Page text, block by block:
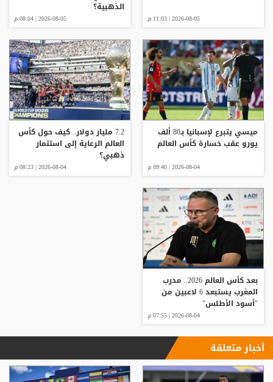
2026-08-05 | 11:03 م
الذهبية؟
2026-08-05 | 08:04 م
ميسي يتبرع لإسبانيا بـ80 ألف
يورو عقب خسارة كأس العالم
2026-08-04 | 09:40 م
7.2 مليار دولار.. كيف حول كأس
العالم الرعاية إلى استثمار
ذهبي؟
2026-08-04 | 08:23 م
بعد كأس العالم 2026.. مدرب
المغرب يستبعد 6 لاعبين من
"أسود الأطلس"
2026-08-04 | 07:55 م
أخبار متعلقة